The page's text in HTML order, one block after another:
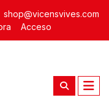
shop@vicensvives.com
Acceso